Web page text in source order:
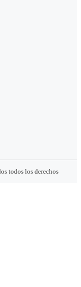
todos los derechos